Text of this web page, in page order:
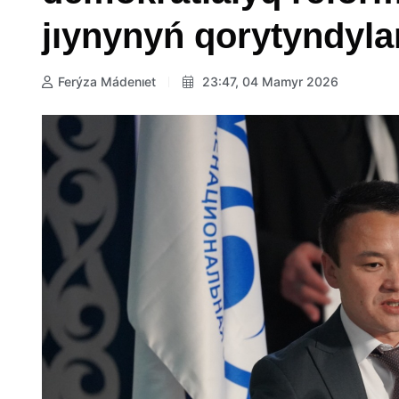
jıynynyń
Ferýza Mádenıet 23:47, 04 Mamyr 2026